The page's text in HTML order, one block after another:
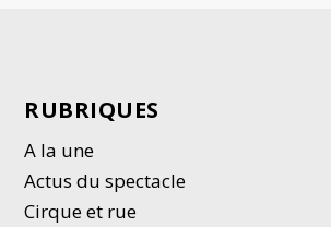
RUBRIQUES
A la une
Actus du spectacle
Cirque et rue